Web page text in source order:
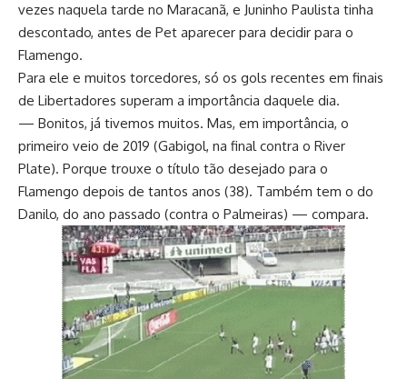
vezes naquela tarde no Maracanã, e Juninho Paulista tinha
descontado, antes de Pet aparecer para decidir para o
Flamengo.
Para ele e muitos torcedores, só os gols recentes em finais
de Libertadores superam a importância daquele dia.
— Bonitos, já tivemos muitos. Mas, em importância, o
primeiro veio de 2019 (Gabigol, na final contra o River
Plate). Porque trouxe o título tão desejado para o
Flamengo depois de tantos anos (38). Também tem o do
Danilo, do ano passado (contra o Palmeiras) — compara.